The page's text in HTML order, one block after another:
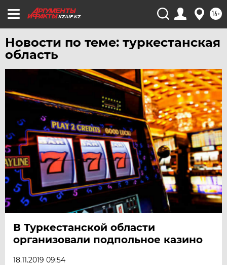
KZAIF.KZ 16+
Новости по теме: туркестанская
область
В Туркестанской области
организовали подпольное казино
18.11.2019 09:54